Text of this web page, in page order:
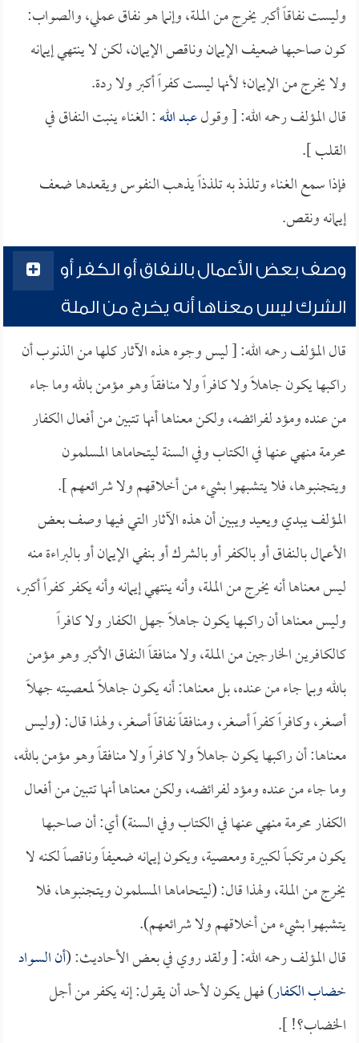
وليست نفاقاً أكبر يخرج من الملة، وإنما هو نفاق عملي، والصواب:
كون صاحبها ضعيف الإيمان وناقص الإيمان، لكن لا ينتهي إيمانه
ولا يخرج من الإيمان؛ لأنها ليست كفراً أكبر ولا ردة.
قال المؤلف رحمه الله: [ وقولعبد الله: الغناء ينبت النفاق في
القلب ].
فإذا سمع الغناء وتلذذ به تلذذاً يذهب النفوس ويقعدها ضعف
إيمانه ونقص.
وصف بعض الأعمال بالنفاق أو الكفر أو
الشرك ليس معناها أنه يخرج من الملة
قال المؤلف رحمه الله: [ ليس وجوه هذه الآثار كلها من الذنوب أن
راكبها يكون جاهلاً ولا كافراً ولا منافقاً وهو مؤمن بالله وما جاء
من عنده ومؤد لفرائضه، ولكن معناها أنها تتبين من أفعال الكفار
محرمة منهي عنها في الكتاب وفي السنة ليتحاماها المسلمون
ويتجنبوها، فلا يتشبهوا بشيء من أخلاقهم ولا شرائعهم ].
المؤلف يبدي ويعيد ويبين أن هذه الآثار التي فيها وصف بعض
الأعمال بالنفاق أو بالكفر أو بالشرك أو بنفي الإيمان أو بالبراءة منه
ليس معناها أنه يخرج من الملة، وأنه ينتهي إيمانه وأنه يكفر كفراً أكبر،
وليس معناها أن راكبها يكون جاهلاً جهل الكفار ولا كافراً
كالكافرين الخارجين من الملة، ولا منافقاً النفاق الأكبر وهو مؤمن
بالله وبما جاء من عنده، بل معناها: أنه يكون جاهلاً لمعصيته جهلاً
أصغر، وكافراً كفراً أصغر، ومنافقاً نفاقاً أصغر، ولهذا قال: (وليس
معناها: أن راكبها يكون جاهلاً ولا كافراً ولا منافقاً وهو مؤمن بالله،
وما جاء من عنده ومؤد لفرائضه، ولكن معناها أنها تتبين من أفعال
الكفار محرمة منهي عنها في الكتاب وفي السنة) أي: أن صاحبها
يكون مرتكباً لكبيرة ومعصية، ويكون إيمانه ضعيفاً وناقصاً لكنه لا
يخرج من الملة، ولهذا قال: (ليتحاماها المسلمون ويتجنبوها، فلا
يتشبهوا بشيء من أخلاقهم ولا شرائعهم).
قال المؤلف رحمه الله: [ ولقد روي في بعض الأحاديث: (أن السواد
خضاب الكفار) فهل يكون لأحد أن يقول: إنه يكفر من أجل
الخضاب؟! ].